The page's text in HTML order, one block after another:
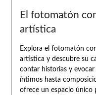
El fotomatón
artística
Explora el fotomatón
artística y descubre su
contar historias y
íntimos hasta
ofrece un espacio único